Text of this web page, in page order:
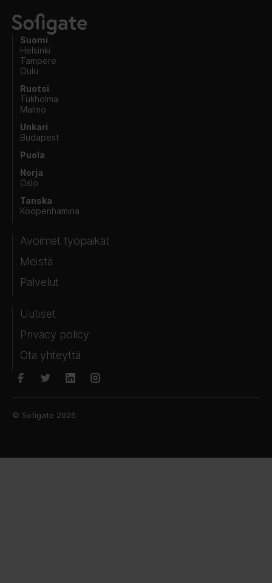
Suomi
Helsinki
Tampere
Oulu
Ruotsi
Tukholma
Malmö
Unkari
Budapest
Puola
Norja
Oslo
Tanska
Kööpenhamina
Avoimet työpaikat
Meistä
Palvelut
Uutiset
Privacy policy
Ota yhteyttä
© Sofigate 2026